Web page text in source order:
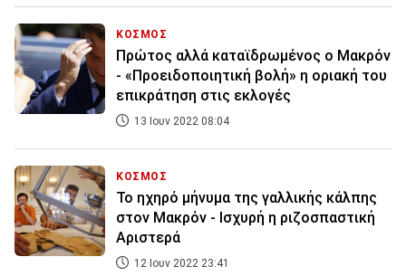
ΚΟΣΜΟΣ
Πρώτος αλλά καταϊδρωμένος ο Μακρόν
- «Προειδοποιητική βολή» η οριακή του
επικράτηση στις εκλογές
13 Ιουν 2022 08:04
ΚΟΣΜΟΣ
Το ηχηρό μήνυμα της γαλλικής κάλπης
στον Μακρόν - Ισχυρή η ριζοσπαστική
Αριστερά
12 Ιουν 2022 23:41